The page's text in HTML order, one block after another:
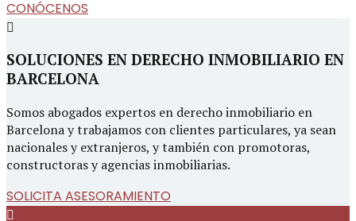
CONÓCENOS
SOLUCIONES EN DERECHO INMOBILIARIO EN
BARCELONA
Somos abogados expertos en derecho inmobiliario en
Barcelona y trabajamos con clientes particulares, ya sean
nacionales y extranjeros, y también con promotoras,
constructoras y agencias inmobiliarias.
SOLICITA ASESORAMIENTO